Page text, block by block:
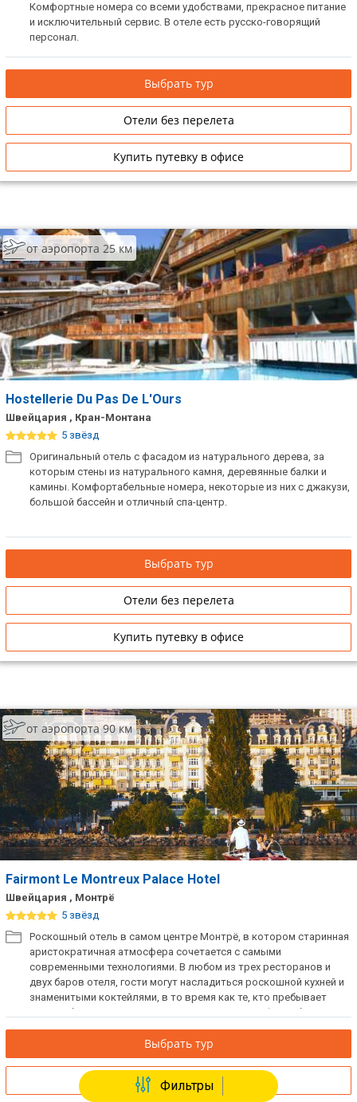
Комфортные номера со всеми удобствами, прекрасное питание
и исключительный сервис. В отеле есть русско-говорящий
персонал.
Выбрать тур
Отели без перелета
Купить путевку в офисе
от аэропорта 25 км
Hostellerie Du Pas De L'Ours
Швейцария , Кран-Монтана
5 звёзд
Оригинальный отель с фасадом из натурального дерева, за
которым стены из натурального камня, деревянные балки и
камины. Комфортабельные номера, некоторые из них с джакузи,
большой бассейн и отличный спа-центр.
Выбрать тур
Отели без перелета
Купить путевку в офисе
от аэропорта 90 км
Fairmont Le Montreux Palace Hotel
Швейцария , Монтрё
5 звёзд
Роскошный отель в самом центре Монтрё, в котором старинная
аристократичная атмосфера сочетается с самыми
современными технологиями. В любом из трех ресторанов и
двух баров отеля, гости могут насладиться роскошной кухней и
знаменитыми коктейлями, в то время как те, кто пребывает
здесь с бизнес-целями могут использовать комфортабельные
конференц-залы для проведения мероприятий.
Выбрать тур
Отели без перелета
Фильтры